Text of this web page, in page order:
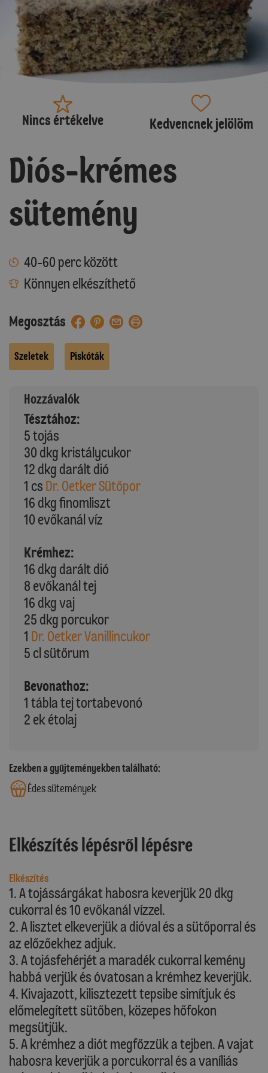
Nincs értékelve Kedvencnek jelölöm
Diós-krémes
sütemény
40-60 perc között
Könnyen elkészíthető
Megosztás
Szeletek Piskóták
Hozzávalók
Tésztához:
5 tojás
30 dkg kristálycukor
12 dkg darált dió
1 cs Dr. Oetker Sütőpor
16 dkg finomliszt
10 evőkanál víz
Krémhez:
16 dkg darált dió
8 evőkanál tej
16 dkg vaj
25 dkg porcukor
1 Dr. Oetker Vanillincukor
5 cl sütőrum
Bevonathoz:
1 tábla tej tortabevonó
2 ek étolaj
Ezekben a gyűjteményekben található:
Édes sütemények
Elkészítés lépésről lépésre
Elkészítés
1. A tojássárgákat habosra keverjük 20 dkg
cukorral és 10 evőkanál vízzel.
2. A lisztet elkeverjük a dióval és a sütőporral és
az előzőekhez adjuk.
3. A tojásfehérjét a maradék cukorral kemény
habbá verjük és óvatosan a krémhez keverjük.
4. Kivajazott, kilisztezett tepsibe simítjuk és
előmelegített sütőben, közepes hőfokon
megsütjük.
5. A krémhez a diót megfőzzük a tejben. A vajat
habosra keverjük a porcukorral és a vaníliás